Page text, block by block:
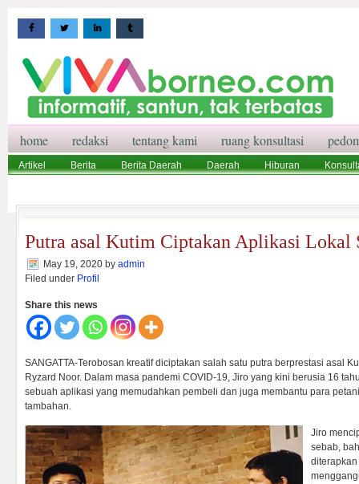
home redaksi tentang kami ruang konsultasi
Artikel Berita Berita Daerah Daerah Hiburan
Putra asal Kutim Ciptakan Aplikasi Lokal
May 19, 2020 by admin
Filed under Profil
Share this news
SANGATTA-Terobosan kreatif diciptakan salah satu putra berprestasi asal
Ryzard Noor. Dalam masa pandemi COVID-19, Jiro yang kini berusia 16
sebuah aplikasi yang memudahkan pembeli dan juga membantu para
tambahan.
Jiro
sebab,